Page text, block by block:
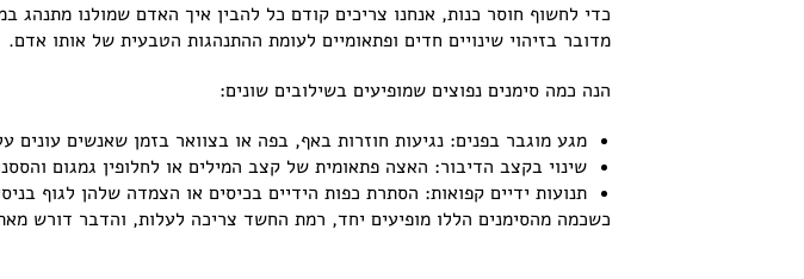
כדי לחשוף חוסר כנות, אנחנו צריכים קודם כל להבין איך האדם שמולנו
מדובר בזיהוי שינויים חדים ופתאומיים לעומת ההתנהגות הטבעית של אותו אדם.
הנה כמה סימנים נפוצים שמופיעים בשילובים שונים:
מגע מוגבר בפנים: נגיעות חוזרות באף, בפה או בצוואר בזמן שאנשים עונים
שינוי בקצב הדיבור: האצה פתאומית של קצב המילים או לחלופין גמגום
תנועות ידיים קפואות: הסתרת כפות הידיים בכיסים או הצמדה שלהן לגוף
כשכמה מהסימנים הללו מופיעים יחד, רמת החשד צריכה לעלות, והדבר דורש